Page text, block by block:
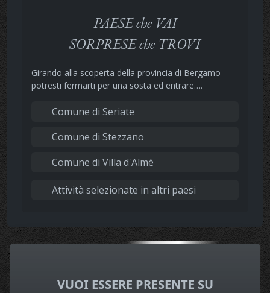
PAESE che VAI
SORPRESE che TROVI
Girando alla scoperta della provincia di Bergamo
potresti fermarti per una sosta ed entrare….
Comune di Seriate
Comune di Stezzano
Comune di Villa d'Almè
Attività selezionate in altri paesi
VUOI ESSERE PRESENTE SU